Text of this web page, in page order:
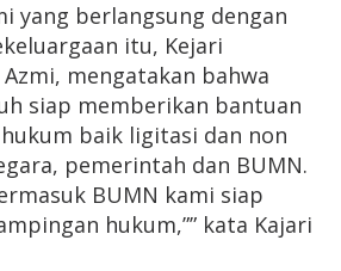
yang berlangsung dengan
itu, Kejari
mengatakan bahwa
siap memberikan bantuan
baik ligitasi dan non
pemerintah dan BUMN.
BUMN kami siap
hukum,”” kata Kajari